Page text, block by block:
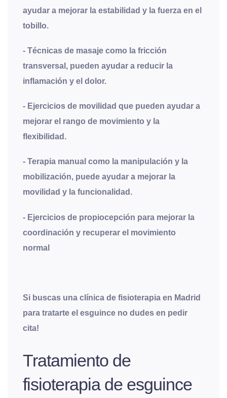
ayudar a mejorar la estabilidad y la fuerza en el
tobillo.
- Técnicas de masaje como la fricción
transversal, pueden ayudar a reducir la
inflamación y el dolor.
- Ejercicios de movilidad que pueden ayudar a
mejorar el rango de movimiento y la
flexibilidad.
- Terapia manual como la manipulación y la
mobilización, puede ayudar a mejorar la
movilidad y la funcionalidad.
- Ejercicios de propiocepción para mejorar la
coordinación y recuperar el movimiento
normal
Si buscas una clínica de fisioterapia en Madrid
para tratarte el esguince no dudes en pedir
cita!
Tratamiento de
fisioterapia de esguince